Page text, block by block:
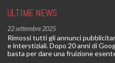
ULTIME NEWS
22 settembre 2025
Rimossi tutti gli annunci
e interstiziali. Dopo 20 anni di
basta per dare una fruizione